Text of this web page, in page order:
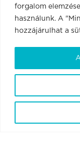
forgalom
használunk. A
hozzájárulhat a